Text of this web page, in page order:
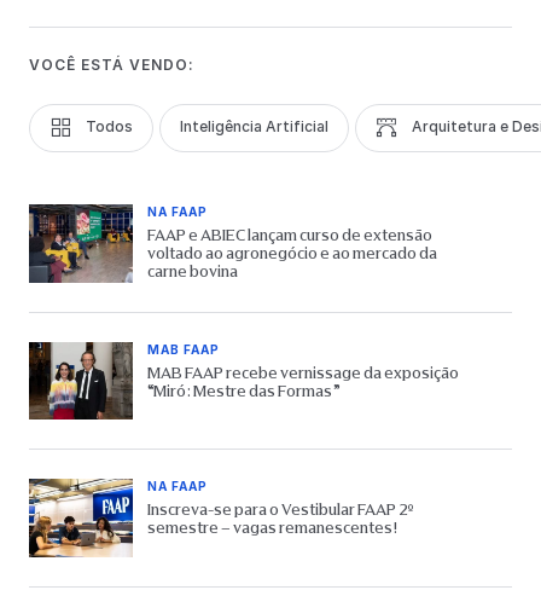
VOCÊ ESTÁ VENDO:
Todos Inteligência Artificial Arquitetura e
NA FAAP
FAAP e ABIEC lançam curso de extensão
voltado ao agronegócio e ao mercado da
carne bovina
MAB FAAP
MAB FAAP recebe vernissage da exposição
“Miró: Mestre das Formas”
NA FAAP
Inscreva-se para o Vestibular FAAP 2º
semestre – vagas remanescentes!